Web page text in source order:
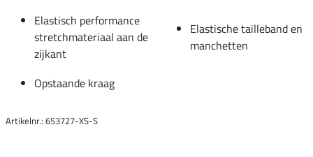
Elastisch performance
stretchmateriaal aan de
zijkant
Elastische tailleband en
manchetten
Opstaande kraag
Artikelnr.: 653727-XS-S